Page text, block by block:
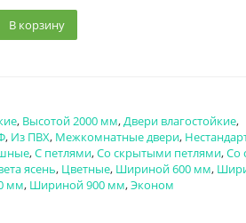
В корзину
, Высотой 2000 мм,Двери влагостойкие,
, Из ПВХ, Межкомнатные двери,
,С петлями,Со скрытыми петлями,Со
ясень, Цветные, Шириной 600 мм,
мм, Шириной 900 мм,Эконом